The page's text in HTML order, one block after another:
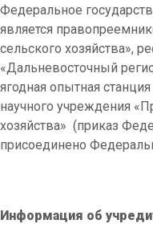
Федеральное
является
сельского хозяйства»,
«Дальневосточный
ягодная опытная
научного учреждения
хозяйства» (приказ
присоединено
Информация об